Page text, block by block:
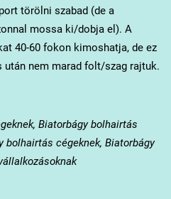
törölni szabad (de a
mossa ki/dobja el). A
40-60 fokon kimoshatja, de ez
után nem marad folt/szag rajtuk.
Biatorbágy bolhairtás
bolhairtás cégeknek, Biatorbágy